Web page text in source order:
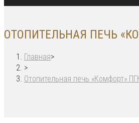
ОТОПИТЕЛЬНАЯ ПЕЧЬ
Главная>
>
Отопительная печь «Комфорт»